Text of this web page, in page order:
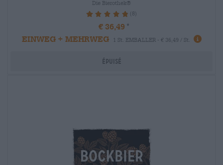
Die Bierothek®
97.5% (8)
€ 36,49
EINWEG + MEHRWEG
1 St. EMBALLER - € 36,49 / St.
Épuisé